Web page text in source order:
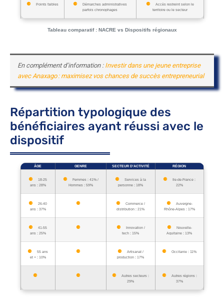
Tableau comparatif : NACRE vs Dispositifs régionaux
Points faibles
Démarches administratives
parfois chronophages
Accès restreint selon le
territoire ou le secteur
En complément d’information :Investir dans une jeune entreprise
avec Anaxago : maximisez vos chances de succès entrepreneurial
Répartition typologique des
bénéficiaires ayant réussi avec le
dispositif
ÂGE GENRE SECTEUR D’ACTIVITÉ RÉGION
18-25
ans : 28%
Femmes : 41% /
Hommes : 59%
Services à la
personne : 18%
Ile-de-France :
22%
26-40
ans : 37%
Commerce /
distribution : 21%
Auvergne-
Rhône-Alpes : 17%
41-55
ans : 25%
Innovation /
tech : 15%
Nouvelle-
Aquitaine : 13%
55 ans
et + : 10%
Artisanat /
production : 17%
Occitanie : 11%
Autres secteurs :
29%
Autres régions :
37%